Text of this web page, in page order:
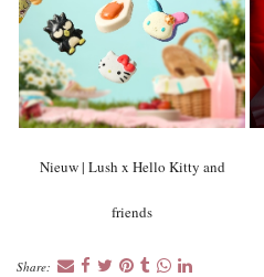
Nieuw | Lush x Hello Kitty and
friends
Share: